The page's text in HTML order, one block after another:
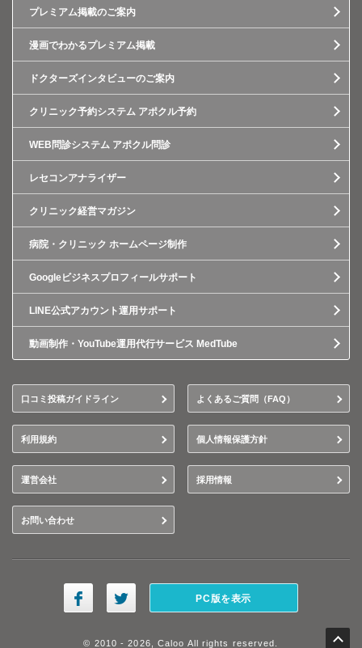
プレミアム掲載のご案内
漫画でわかるプレミアム掲載
ドクターズインタビューのご案内
クリニック予約システム アポクル予約
WEB問診システム アポクル問診
レセコンアナライザー
クリニック経営マガジン
病院・クリニック ホームページ制作
Googleビジネスプロフィールサポート
LINE公式アカウント運用サポート
動画制作・YouTube運用代行サービス MedTube
口コミ投稿ガイドライン よくあるご質問（FAQ）
利用規約 個人情報保護方針
運営会社 採用情報
お問い合わせ
PC版を表示
© 2010 - 2026, Caloo All rights reserved.